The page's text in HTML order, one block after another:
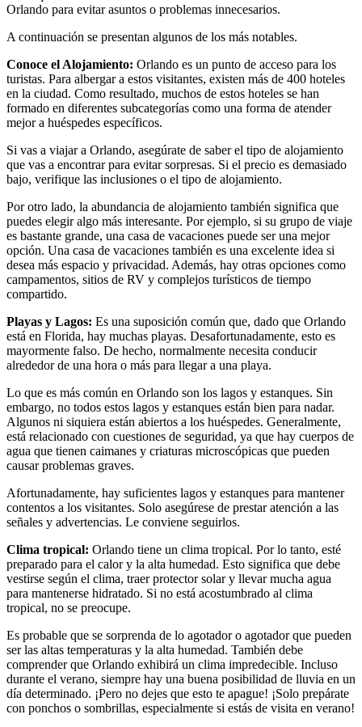
Orlando para evitar asuntos o problemas innecesarios.
A continuación se presentan algunos de los más notables.
Conoce el Alojamiento: Orlando es un punto de acceso para los
turistas. Para albergar a estos visitantes, existen más de 400 hoteles
en la ciudad. Como resultado, muchos de estos hoteles se han
formado en diferentes subcategorías como una forma de atender
mejor a huéspedes específicos.
Si vas a viajar a Orlando, asegúrate de saber el tipo de alojamiento
que vas a encontrar para evitar sorpresas. Si el precio es demasiado
bajo, verifique las inclusiones o el tipo de alojamiento.
Por otro lado, la abundancia de alojamiento también significa que
puedes elegir algo más interesante. Por ejemplo, si su grupo de viaje
es bastante grande, una casa de vacaciones puede ser una mejor
opción. Una casa de vacaciones también es una excelente idea si
desea más espacio y privacidad. Además, hay otras opciones como
campamentos, sitios de RV y complejos turísticos de tiempo
compartido.
Playas y Lagos: Es una suposición común que, dado que Orlando
está en Florida, hay muchas playas. Desafortunadamente, esto es
mayormente falso. De hecho, normalmente necesita conducir
alrededor de una hora o más para llegar a una playa.
Lo que es más común en Orlando son los lagos y estanques. Sin
embargo, no todos estos lagos y estanques están bien para nadar.
Algunos ni siquiera están abiertos a los huéspedes. Generalmente,
está relacionado con cuestiones de seguridad, ya que hay cuerpos de
agua que tienen caimanes y criaturas microscópicas que pueden
causar problemas graves.
Afortunadamente, hay suficientes lagos y estanques para mantener
contentos a los visitantes. Solo asegúrese de prestar atención a las
señales y advertencias. Le conviene seguirlos.
Clima tropical: Orlando tiene un clima tropical. Por lo tanto, esté
preparado para el calor y la alta humedad. Esto significa que debe
vestirse según el clima, traer protector solar y llevar mucha agua
para mantenerse hidratado. Si no está acostumbrado al clima
tropical, no se preocupe.
Es probable que se sorprenda de lo agotador o agotador que pueden
ser las altas temperaturas y la alta humedad. También debe
comprender que Orlando exhibirá un clima impredecible. Incluso
durante el verano, siempre hay una buena posibilidad de lluvia en un
día determinado. ¡Pero no dejes que esto te apague! ¡Solo prepárate
con ponchos o sombrillas, especialmente si estás de visita en verano!